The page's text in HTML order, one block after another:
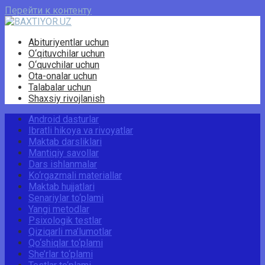
Перейти к контенту
Abituriyentlar uchun
O‘qituvchilar uchun
O‘quvchilar uchun
Ota-onalar uchun
Talabalar uchun
Shaxsiy rivojlanish
Android dasturlar
Ibratli hikoya va rivoyatlar
Maktab darsliklari
Mantiqiy savollar
Dars ishlanmalar
Ko‘rgazmali materiallar
Maktab hujjatlari
Senariylar to‘plami
Yangi metodlar
Psixologik testlar
Qiziqarli ma’lumotlar
Qo‘shiqlar to‘plami
She’rlar to‘plami